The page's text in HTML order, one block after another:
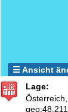
☰ Ansicht
Lage: